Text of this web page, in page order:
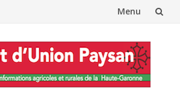
Menu